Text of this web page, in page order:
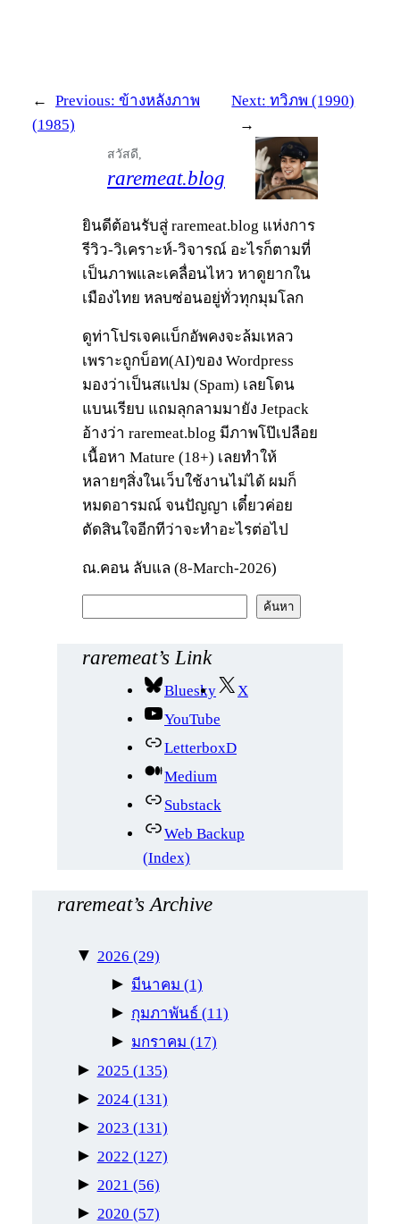
← Previous: ข้างหลังภาพ
(1985)
Next: ทวิภพ (1990)
→
สวัสดี,
raremeat.blog
ยินดีต้อนรับสู่ raremeat.blog แห่งการ
รีวิว-วิเคราะห์-วิจารณ์ อะไรก็ตามที่
เป็นภาพและเคลื่อนไหว หาดูยากใน
เมืองไทย หลบซ่อนอยู่ทั่วทุกมุมโลก
ดูท่าโปรเจคแบ็กอัพคงจะล้มเหลว
เพราะถูกบ็อท(AI)ของ Wordpress
มองว่าเป็นสแปม (Spam) เลยโดน
แบนเรียบ แถมลุกลามมายัง Jetpack
อ้างว่า raremeat.blog มีภาพโป๊เปลือย
เนื้อหา Mature (18+) เลยทำให้
หลายๆสิ่งในเว็บใช้งานไม่ได้ ผมก็
หมดอารมณ์ จนปัญญา เดี๋ยวค่อย
ตัดสินใจอีกทีว่าจะทำอะไรต่อไป
ณ.คอน ลับแล (8-March-2026)
ห
ค้นหา
raremeat’s Link
Bluesky
X
YouTube
LetterboxD
Medium
Substack
Web Backup
(Index)
raremeat’s Archive
▼ 2026 (29)
► มีนาคม (1)
► กุมภาพันธ์ (11)
► มกราคม (17)
► 2025 (135)
► 2024 (131)
► 2023 (131)
► 2022 (127)
► 2021 (56)
► 2020 (57)